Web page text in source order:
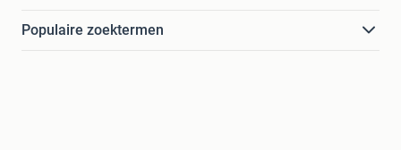
Populaire zoektermen